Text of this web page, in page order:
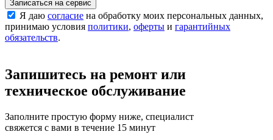
Записаться на сервис
Я даю согласие на обработку моих персональных данных,
принимаю условия политики, оферты и гарантийных
обязательств.
Запишитесь на ремонт или
техническое обслуживание
Заполните простую форму ниже, специалист
свяжется с вами в течение 15 минут